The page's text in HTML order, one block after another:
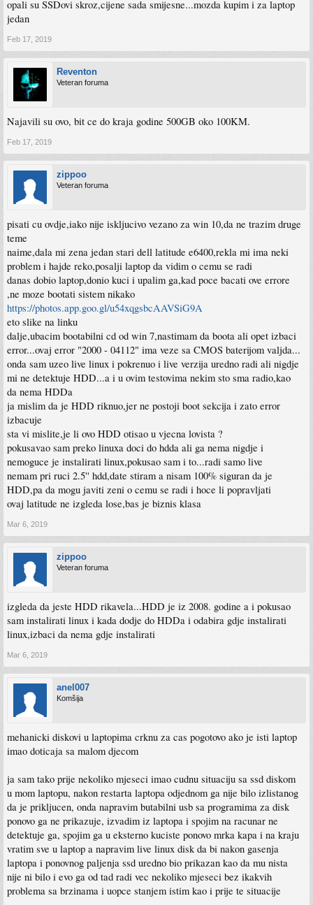
opali su SSDovi skroz,cijene sada smijesne...mozda kupim i za laptop
jedan
Feb 17, 2019
Reventon
Veteran foruma
Najavili su ovo, bit ce do kraja godine 500GB oko 100KM.
Feb 17, 2019
zippoo
Veteran foruma
pisati cu ovdje,iako nije iskljucivo vezano za win 10,da ne trazim druge
teme
naime,dala mi zena jedan stari dell latitude e6400,rekla mi ima neki
problem i hajde reko,posalji laptop da vidim o cemu se radi
danas dobio laptop,donio kuci i upalim ga,kad poce bacati ove errore
,ne moze bootati sistem nikako
https://photos.app.goo.gl/u54xqgsbcAAVSiG9A
eto slike na linku
dalje,ubacim bootabilni cd od win 7,nastimam da boota ali opet izbaci
error...ovaj error "2000 - 04112" ima veze sa CMOS baterijom valjda...
onda sam uzeo live linux i pokrenuo i live verzija uredno radi ali nigdje
mi ne detektuje HDD...a i u ovim testovima nekim sto sma radio,kao
da nema HDDa
ja mislim da je HDD riknuo,jer ne postoji boot sekcija i zato error
izbacuje
sta vi mislite,je li ovo HDD otisao u vjecna lovista ?
pokusavao sam preko linuxa doci do hdda ali ga nema nigdje i
nemoguce je instalirati linux,pokusao sam i to...radi samo live
nemam pri ruci 2.5'' hdd,date stiram a nisam 100% siguran da je
HDD,pa da mogu javiti zeni o cemu se radi i hoce li popravljati
ovaj latitude ne izgleda lose,bas je biznis klasa
Mar 6, 2019
zippoo
Veteran foruma
izgleda da jeste HDD rikavela...HDD je iz 2008. godine a i pokusao
sam instalirati linux i kada dodje do HDDa i odabira gdje instalirati
linux,izbaci da nema gdje instalirati
Mar 6, 2019
anel007
Komšija
mehanicki diskovi u laptopima crknu za cas pogotovo ako je isti laptop
imao doticaja sa malom djecom
ja sam tako prije nekoliko mjeseci imao cudnu situaciju sa ssd diskom
u mom laptopu, nakon restarta laptopa odjednom ga nije bilo izlistanog
da je prikljucen, onda napravim butabilni usb sa programima za disk
ponovo ga ne prikazuje, izvadim iz laptopa i spojim na racunar ne
detektuje ga, spojim ga u eksterno kuciste ponovo mrka kapa i na kraju
vratim sve u laptop a napravim live linux disk da bi nakon gasenja
laptopa i ponovnog paljenja ssd uredno bio prikazan kao da mu nista
nije ni bilo i evo ga od tad radi vec nekoliko mjeseci bez ikakvih
problema sa brzinama i uopce stanjem istim kao i prije te situacije